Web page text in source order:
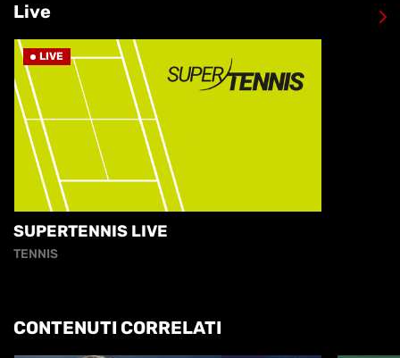
Live
LIVE
SUPERTENNIS LIVE
TENNIS
CONTENUTI CORRELATI